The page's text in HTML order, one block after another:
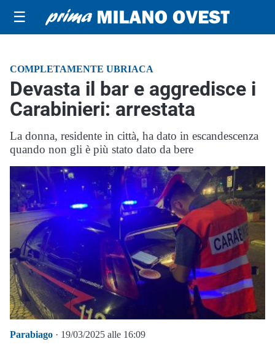
☰
COMPLETAMENTE UBRIACA
Devasta il bar e aggredisce i
Carabinieri: arrestata
La donna, residente in città, ha dato in escandescenza
quando non gli è più stato dato da bere
Parabiago · 19/03/2025 alle 16:09